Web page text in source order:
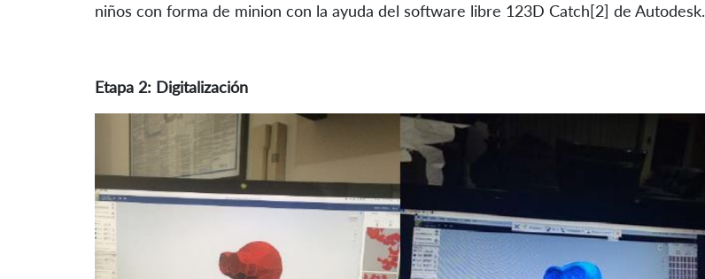
niños con forma de minion con la ayuda del software libre 123D Catch[2] de Autodesk.
Etapa 2: Digitalización